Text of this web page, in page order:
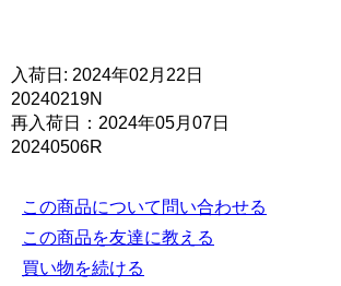
入荷日: 2024年02月22日
20240219N
再入荷日：2024年05月07日
20240506R
この商品について問い合わせる
この商品を友達に教える
買い物を続ける